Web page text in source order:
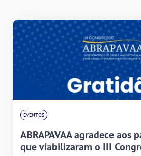
EVENTOS
ABRAPAVAA agradece aos
que viabilizaram o III